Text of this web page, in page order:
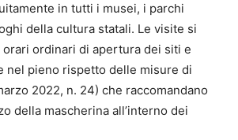
in tutti i musei, i parchi
della cultura statali. Le visite si
ordinari di apertura dei siti e
nel pieno rispetto delle misure di
2022, n. 24) che raccomandano
della mascherina all’interno dei